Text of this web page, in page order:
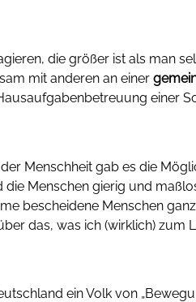
die größer ist als man
mit anderen an einer
einer
Menschheit gab es die
Menschen gierig und
bescheidene Menschen
das, was ich (wirklich)
ein Volk von